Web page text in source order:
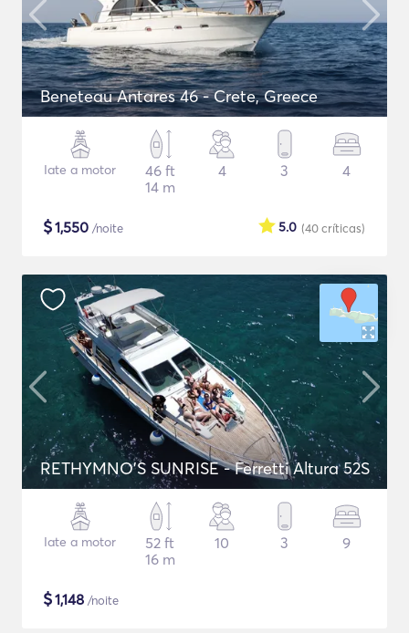
Beneteau Antares 46 - Crete, Greece
Iate a motor
46 ft
14 m
4 3 4
$1,550 /noite (40críticas)
5.0
RETHYMNO'S SUNRISE - Ferretti Altura 52S
Iate a motor
52 ft
16 m
10 3 9
$1,148 /noite